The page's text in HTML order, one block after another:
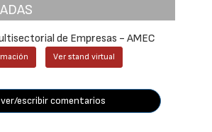
de Empresas - AMEC
Ver stand virtual
ver/escribir comentarios